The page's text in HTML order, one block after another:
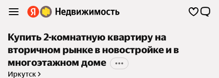
Купить 2-комнатную квартиру на
вторичном рынке в новостройке и в
многоэтажном доме
Иркутск